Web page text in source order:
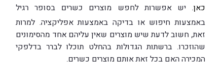
כאן. יש אפשרות לחפש מוצרים כשרים בסופר רגיל
באמצעות חיפוש או בדיקה באמצעות אפליקציה. למרות
זאת, חשוב לדעת שיש מוצרים שאין עליהם אחד מהסימונים
שהוזכרו. ברשתות הגדולות בהחלט תוכלו לברר בדלפקי
המכירה האם בכל זאת אותם מוצרים כשרים.